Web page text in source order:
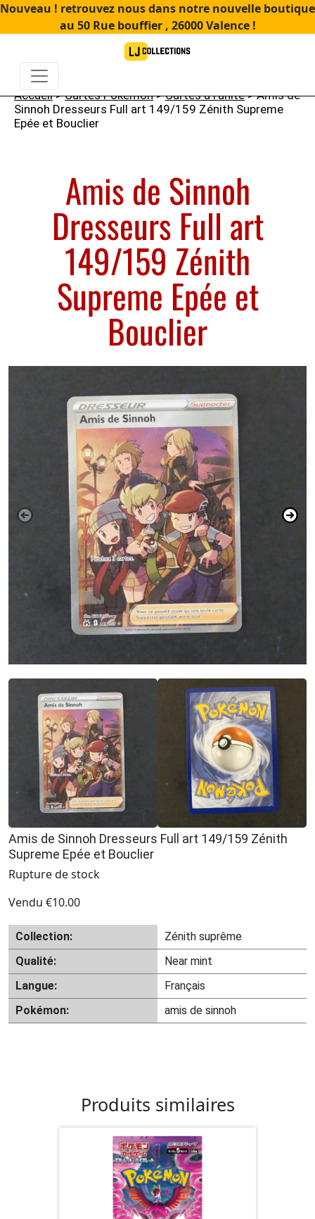
Nouveau ! retrouvez nous dans notre nouvelle boutique
au 50 Rue bouffier , 26000 Valence !
Accueil>Cartes Pokémon>Cartes à l'unité> Amis de
Sinnoh Dresseurs Full art 149/159 Zénith Supreme
Epée et Bouclier
Amis de Sinnoh
Dresseurs Full art
149/159 Zénith
Supreme Epée et
Bouclier
Amis de Sinnoh Dresseurs Full art 149/159 Zénith
Supreme Epée et Bouclier
Rupture de stock
Vendu €10.00
Collection:
Zénith suprême
Qualité:
Near mint
Langue:
Français
Pokémon:
amis de sinnoh
Produits similaires